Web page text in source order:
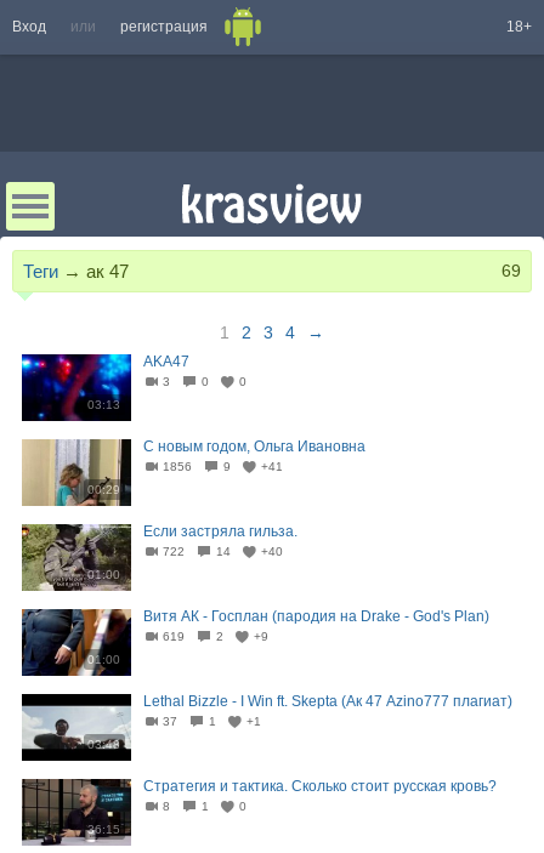
Вход или регистрация 18+
Теги → ак 47 69
1 2 3 4 →
03:13
AKA47
3 0 0
00:29
С новым годом, Ольга Ивановна
1856 9 +41
01:00
Если застряла гильза.
722 14 +40
01:00
Витя АК - Госплан (пародия на Drake - God's Plan)
619 2 +9
03:48
Lethal Bizzle - I Win ft. Skepta (Ак 47 Azino777 плагиат)
37 1 +1
36:15
Стратегия и тактика. Сколько стоит русская кровь?
8 1 0